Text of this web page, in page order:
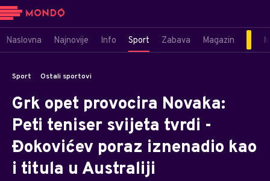
Naslovna Najnovije Info Sport Zabava Magazin
Sport Ostali sportovi
Grk opet provocira Novaka:
Peti teniser svijeta tvrdi -
Đokovićev poraz iznenadio kao
i titula u Australiji